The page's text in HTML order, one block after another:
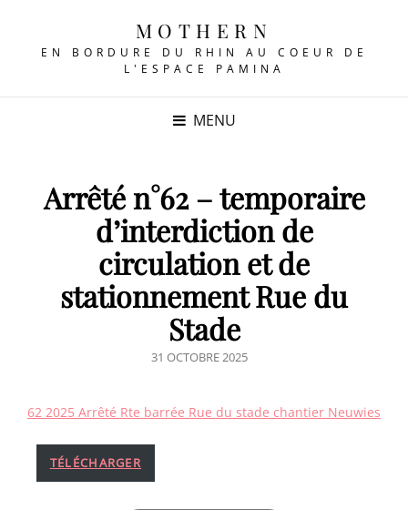
MOTHERN
EN BORDURE DU RHIN AU COEUR DE
L'ESPACE PAMINA
MENU
Arrêté n°62 – temporaire
d’interdiction de
circulation et de
stationnement Rue du
Stade
POSTED
31 OCTOBRE 2025
62 2025 Arrêté Rte barrée Rue du stade chantier Neuwies
TÉLÉCHARGER